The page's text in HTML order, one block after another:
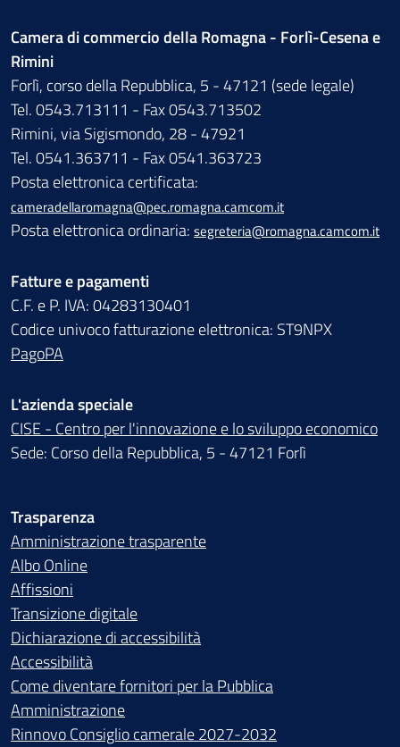
Camera di commercio della Romagna - Forlì-Cesena e
Rimini
Forlì, corso della Repubblica, 5 - 47121 (sede legale)
Tel. 0543.713111 - Fax 0543.713502
Rimini, via Sigismondo, 28 - 47921
Tel. 0541.363711 - Fax 0541.363723
Posta elettronica certificata:
cameradellaromagna@pec.romagna.camcom.it
Posta elettronica ordinaria: segreteria@romagna.camcom.it
Fatture e pagamenti
C.F. e P. IVA: 04283130401
Codice univoco fatturazione elettronica: ST9NPX
PagoPA
L'azienda speciale
CISE - Centro per l'innovazione e lo sviluppo economico
Sede: Corso della Repubblica, 5 - 47121 Forlì
Trasparenza
Amministrazione trasparente
Albo Online
Affissioni
Transizione digitale
Dichiarazione di accessibilità
Accessibilità
Come diventare fornitori per la Pubblica
Amministrazione
Rinnovo Consiglio camerale 2027-2032